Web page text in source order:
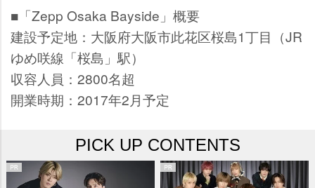
■「Zepp Osaka Bayside」概要
建設予定地：大阪府大阪市此花区桜島1丁目（JR
ゆめ咲線「桜島」駅）
収容人員：2800名超
開業時期：2017年2月予定
PICK UP CONTENTS